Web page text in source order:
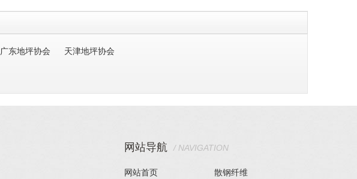
广东地坪协会 天津地坪协会
网站导航 / NAVIGATION
网站首页 散钢纤维